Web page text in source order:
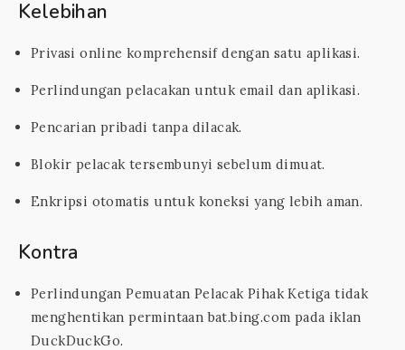
Kelebihan
Privasi online komprehensif dengan satu aplikasi.
Perlindungan pelacakan untuk email dan aplikasi.
Pencarian pribadi tanpa dilacak.
Blokir pelacak tersembunyi sebelum dimuat.
Enkripsi otomatis untuk koneksi yang lebih aman.
Kontra
Perlindungan Pemuatan Pelacak Pihak Ketiga tidak
menghentikan permintaan bat.bing.com pada iklan
DuckDuckGo.